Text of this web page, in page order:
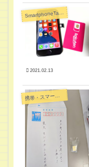
S
martphoneTabletPC
2021.02.13
携帯・スマートフォン・タブレットPC